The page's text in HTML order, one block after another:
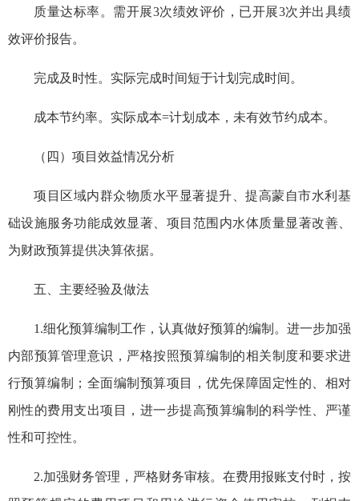
质量达标率。需开展3次绩效评价，已开展3次并出具绩
效评价报告。
完成及时性。实际完成时间短于计划完成时间。
成本节约率。实际成本=计划成本，未有效节约成本。
（四）项目效益情况分析
项目区域内群众物质水平显著提升、提高蒙自市水利基
础设施服务功能成效显著、项目范围内水体质量显著改善、
为财政预算提供决算依据。
五、主要经验及做法
1.细化预算编制工作，认真做好预算的编制。进一步加强
内部预算管理意识，严格按照预算编制的相关制度和要求进
行预算编制；全面编制预算项目，优先保障固定性的、相对
刚性的费用支出项目，进一步提高预算编制的科学性、严谨
性和可控性。
2.加强财务管理，严格财务审核。在费用报账支付时，按